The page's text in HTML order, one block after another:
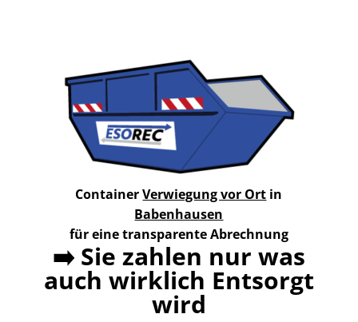
ContainerVerwiegung vor Ort in
Babenhausen
für eine transparente Abrechnung
➡️Sie zahlen nur was
auch wirklich Entsorgt
wird